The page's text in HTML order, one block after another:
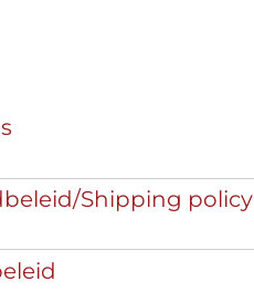
Shipping policy